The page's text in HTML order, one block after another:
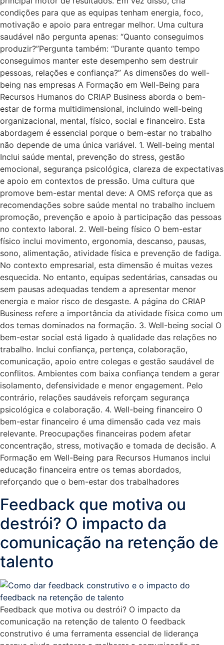
condições para que as equipas tenham energia, foco,
motivação e apoio para entregar melhor. Uma cultura
saudável não pergunta apenas: “Quanto conseguimos
produzir?”Pergunta também: “Durante quanto tempo
conseguimos manter este desempenho sem destruir
pessoas, relações e confiança?” As dimensões do well-
being nas empresas A Formação em Well-Being para
Recursos Humanos do CRIAP Business aborda o bem-
estar de forma multidimensional, incluindo well-being
organizacional, mental, físico, social e financeiro. Esta
abordagem é essencial porque o bem-estar no trabalho
não depende de uma única variável. 1. Well-being mental
Inclui saúde mental, prevenção do stress, gestão
emocional, segurança psicológica, clareza de expectativas
e apoio em contextos de pressão. Uma cultura que
promove bem-estar mental deve: A OMS reforça que as
recomendações sobre saúde mental no trabalho incluem
promoção, prevenção e apoio à participação das pessoas
no contexto laboral. 2. Well-being físico O bem-estar
físico inclui movimento, ergonomia, descanso, pausas,
sono, alimentação, atividade física e prevenção de fadiga.
No contexto empresarial, esta dimensão é muitas vezes
esquecida. No entanto, equipas sedentárias, cansadas ou
sem pausas adequadas tendem a apresentar menor
energia e maior risco de desgaste. A página do CRIAP
Business refere a importância da atividade física como um
dos temas dominados na formação. 3. Well-being social O
bem-estar social está ligado à qualidade das relações no
trabalho. Inclui confiança, pertença, colaboração,
comunicação, apoio entre colegas e gestão saudável de
conflitos. Ambientes com baixa confiança tendem a gerar
isolamento, defensividade e menor engagement. Pelo
contrário, relações saudáveis reforçam segurança
psicológica e colaboração. 4. Well-being financeiro O
bem-estar financeiro é uma dimensão cada vez mais
relevante. Preocupações financeiras podem afetar
concentração, stress, motivação e tomada de decisão. A
Formação em Well-Being para Recursos Humanos inclui
educação financeira entre os temas abordados,
reforçando que o bem-estar dos trabalhadores
Feedback que motiva ou
destrói? O impacto da
comunicação na retenção de
talento
Feedback que motiva ou destrói? O impacto da
comunicação na retenção de talento O feedback
construtivo é uma ferramenta essencial de liderança